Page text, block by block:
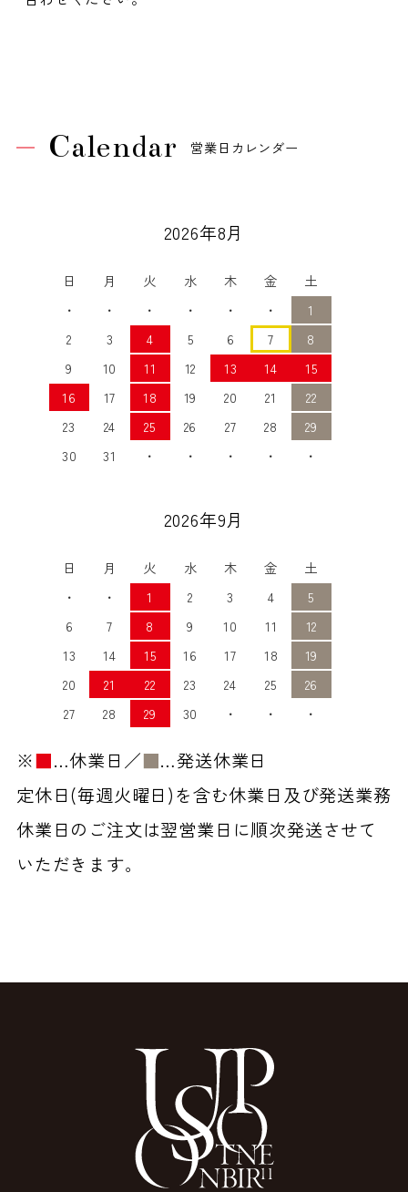
Calendar 営業日カレンダー
2026年8月
日 月 火 水 木 金
土
・
・ ・ ・ ・ ・
1
2
3 4 5 6 7
8
9
10 11 12 13 14
15
16
17 18 19 20 21
22
23
24 25 26 27 28
29
30
31 ・ ・ ・ ・ ・
2026年9月
日 月 火 水 木 金
土
・
・ 1 2 3 4
5
6
7 8 9 10 11
12
13
14 15 16 17 18
19
20
21 22 23 24 25
26
27
28 29 30 ・ ・ ・
※■…休業日／■…発送休業日
定休日(毎週火曜日)を含む休業日及び発送業務
休業日のご注文は翌営業日に順次発送させて
いただきます。